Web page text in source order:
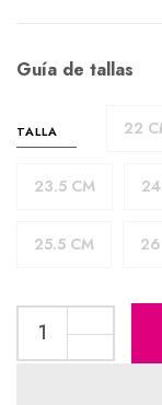
Guía de tallas
TALLA 22
23.5 CM
25.5 CM